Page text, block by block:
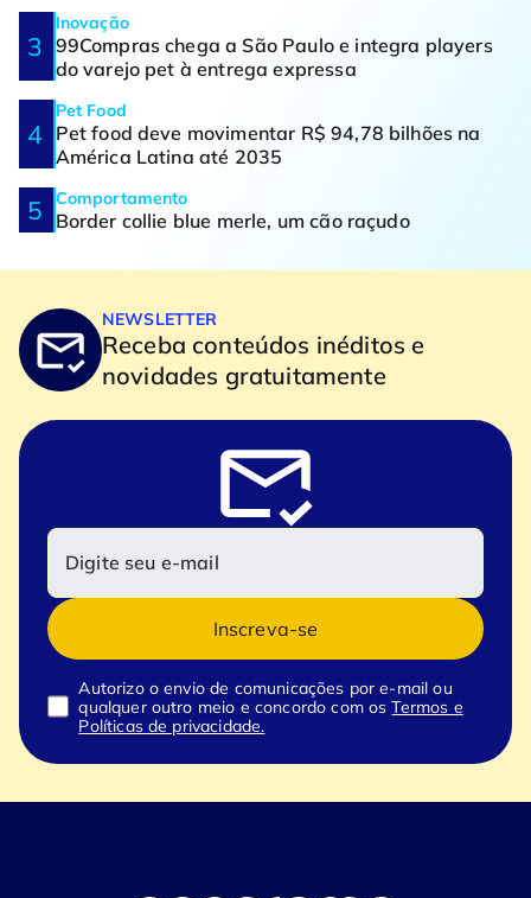
Inovação
99Compras chega a São Paulo e integra players
do varejo pet à entrega expressa
Pet Food
Pet food deve movimentar R$ 94,78 bilhões na
América Latina até 2035
Comportamento
Border collie blue merle, um cão raçudo
NEWSLETTER
Receba conteúdos inéditos e
novidades gratuitamente
Inscreva-se
Autorizo o envio de comunicações por e-mail ou
qualquer outro meio e concordo com osTermos e
Políticas de privacidade.